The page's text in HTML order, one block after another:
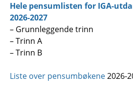
Hele pensumlisten for IGA-
2026-2027
– Grunnleggende trinn
– Trinn A
– Trinn B
Liste over pensumbøkene2026-